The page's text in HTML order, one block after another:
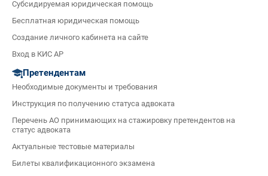
Субсидируемая юридическая помощь
Бесплатная юридическая помощь
Создание личного кабинета на сайте
Вход в КИС АР
Претендентам
Необходимые документы и требования
Инструкция по получению статуса адвоката
Перечень АО принимающих на стажировку претендентов на
статус адвоката
Актуальные тестовые материалы
Билеты квалификационного экзамена